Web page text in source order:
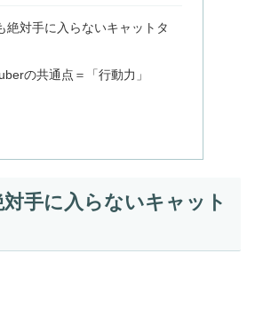
絶対手に入らないキャットタ
の共通点＝「行動力」
手に入らないキャット